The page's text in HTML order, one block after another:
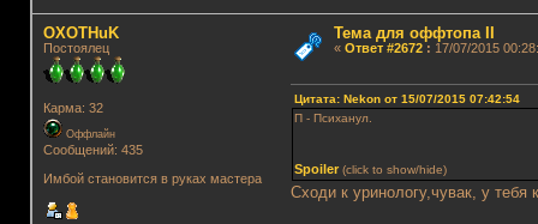
OXOTHuK
Постоялец
Карма: 32
Оффлайн
Сообщений: 435
Имбой становится в руках мастера
Тема для оффтопа II
« Ответ #2672: 17/07/2015
Цитата: Nekon от 15/07/2015 07:42:54
П - Психанул.
Spoiler (click to show/hide)
Сходи к уринологу,чувак, у тебя